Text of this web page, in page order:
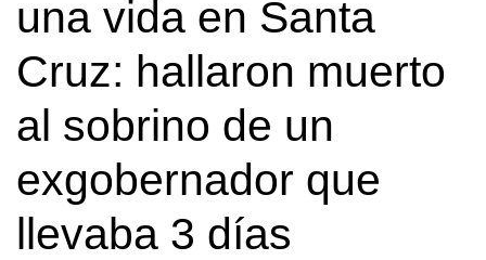
una vida en Santa
Cruz: hallaron muerto
al sobrino de un
exgobernador que
llevaba 3 días